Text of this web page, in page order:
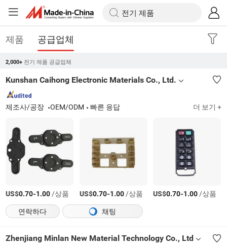
제품 공급업체
2,000+ 전기 제품 공급업체
Kunshan Caihong Electronic Materials Co., Ltd.
제조사/공장 OEM/ODM 빠른 응답 더 보기 +
US$0.70-1.00/상품 US$0.70-1.00/상품 US$0.70-1.00/상품
연락하다
채팅
Zhenjiang Minlan New Material Technology Co., Ltd